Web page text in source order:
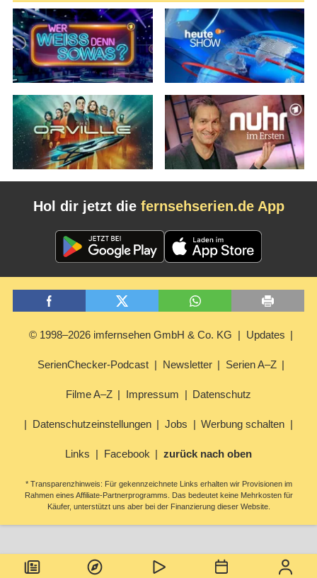
Hol dir jetzt die fernsehserien.de App
© 1998–2026 imfernsehen GmbH & Co. KG Updates
SerienChecker-Podcast Newsletter Serien A–Z
Filme A–Z Impressum Datenschutz
Datenschutzeinstellungen Jobs Werbung schalten
Links Facebook zurück nach oben
* Transparenzhinweis: Für gekennzeichnete Links erhalten wir Provisionen im
Rahmen eines Affiliate-Partnerprogramms. Das bedeutet keine Mehrkosten für
Käufer, unterstützt uns aber bei der Finanzierung dieser Website.